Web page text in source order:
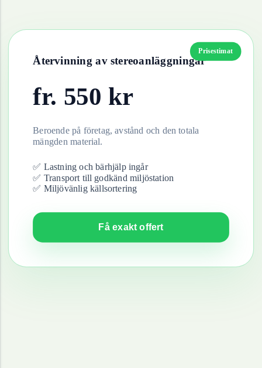
Prisestimat
Återvinning av stereoanläggningar
fr. 550 kr
Beroende på företag, avstånd och den totala
mängden material.
✅ Lastning och bärhjälp ingår
✅ Transport till godkänd miljöstation
✅ Miljövänlig källsortering
Få exakt offert